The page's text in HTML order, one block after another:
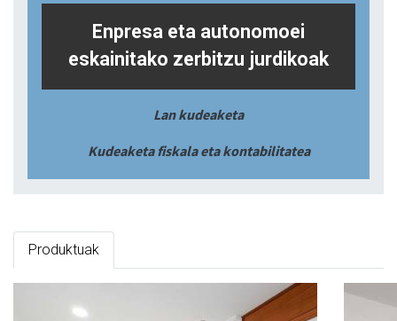
Enpresa eta autonomoei
eskainitako zerbitzu jurdikoak
Lan kudeaketa
Kudeaketa fiskala eta kontabilitatea
Produktuak